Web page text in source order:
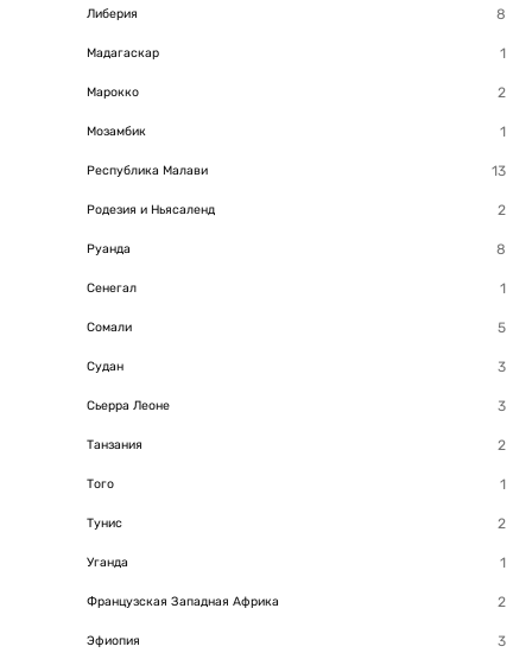
Либерия
Мадагаскар
Марокко
Мозамбик
Республика Малави
Родезия и Ньясаленд
Руанда
Сенегал
Сомали
Судан
Сьерра Леоне
Танзания
Того
Тунис
Уганда
Французская Западная Африка
Эфиопия